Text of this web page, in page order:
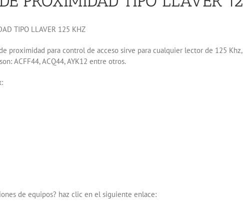
TIPO LLAVER 125 KHZ
proximidad para control de acceso sirve para cualquier lector de 125
ACFF44, ACQ44, AYK12 entre otros.
de equipos? haz clic en el siguiente enlace: